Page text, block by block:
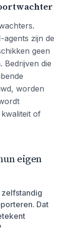
agents zijn de
geen
Bedrijven die
worden
of
eigen
Dat